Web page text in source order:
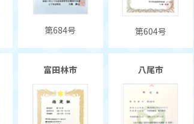
第684号 第604号
富田林市 八尾市